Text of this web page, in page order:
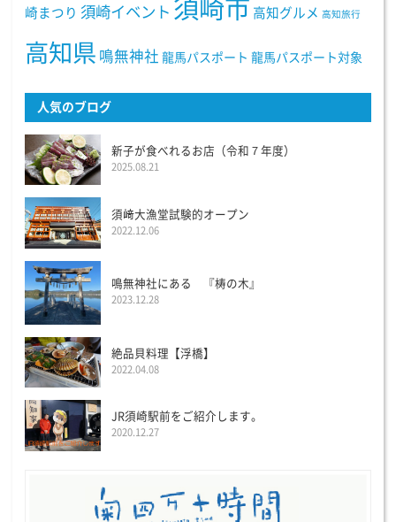
崎まつり 須崎イベント 須崎市 高知グルメ 高知旅行
高知県 鳴無神社 龍馬パスポート 龍馬パスポート対象
人気のブログ
新子が食べれるお店（令和７年度）
2025.08.21
須﨑大漁堂試験的オープン
2022.12.06
鳴無神社にある 『梼の木』
2023.12.28
絶品貝料理【浮橋】
2022.04.08
JR須崎駅前をご紹介します。
2020.12.27